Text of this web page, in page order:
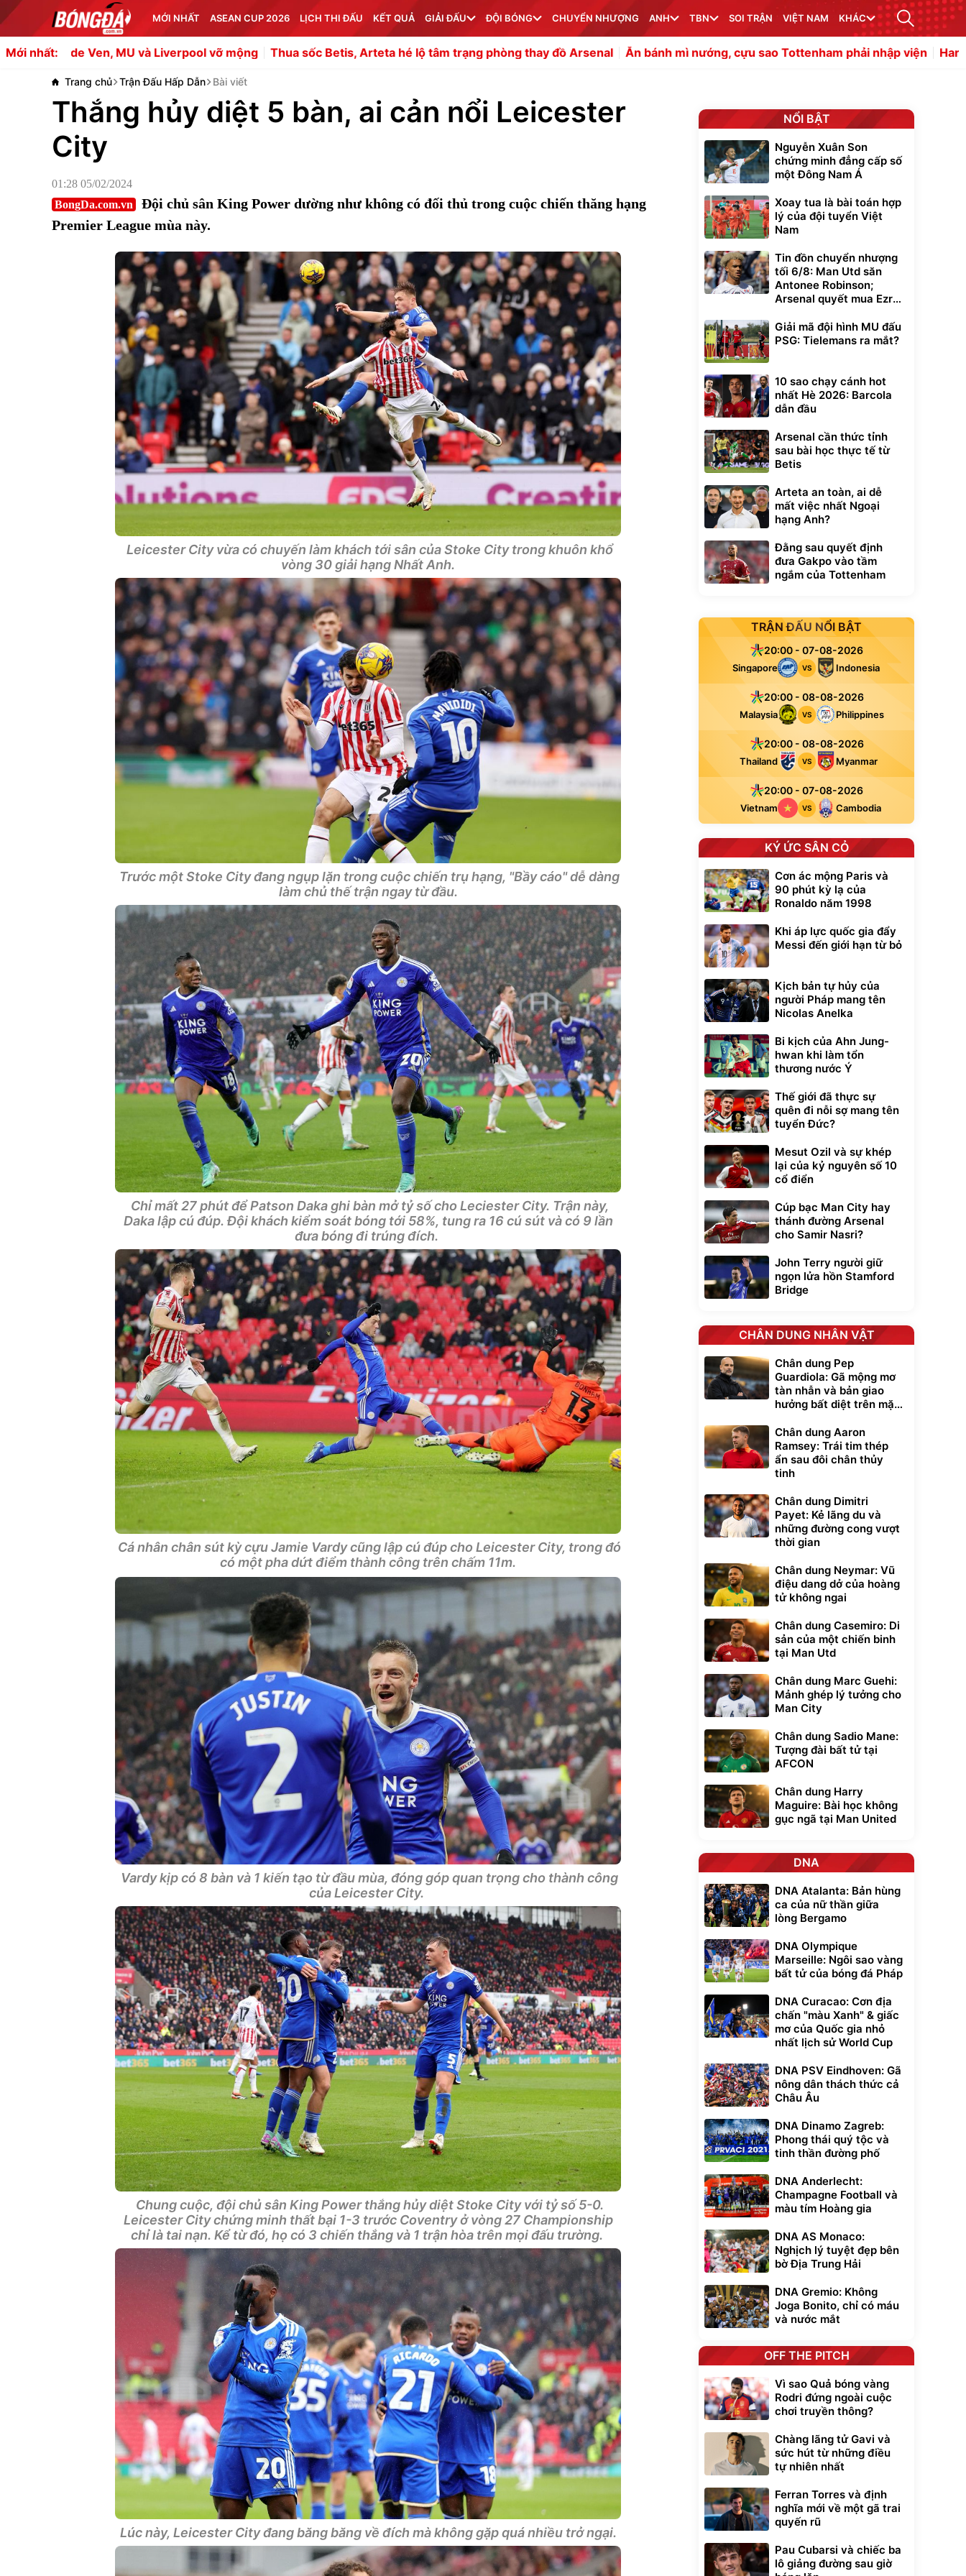
MỚI NHẤT ASEAN CUP 2026 LỊCH THI ĐẤU KẾT QUẢ GIẢI ĐẤU ĐỘI BÓNG CHUYỂN NHƯỢNG ANH TBN SOI TRẬN VIỆT NAM KHÁC
Mới nhất:
MU và Liverpool vỡ mộng Thua sốc Betis, Arteta hé lộ tâm trạng phòng thay đồ Arsenal Ăn bánh mì nướng, cựu sao Tottenham phải nhập viện Harry Amass cản bước
Trang chủ Trận Đấu Hấp Dẫn Bài viết
Thắng hủy diệt 5 bàn, ai cản nổi Leicester
City
01:28 05/02/2024
BongDa.com.vn
Đội chủ sân King Power dường như không có đối thủ trong cuộc chiến thăng hạng
Premier League mùa này.
Leicester City vừa có chuyến làm khách tới sân của Stoke City trong khuôn khổ
vòng 30 giải hạng Nhất Anh.
Trước một Stoke City đang ngụp lặn trong cuộc chiến trụ hạng, "Bầy cáo" dễ dàng
làm chủ thế trận ngay từ đầu.
Chỉ mất 27 phút để Patson Daka ghi bàn mở tỷ số cho Leciester City. Trận này,
Daka lập cú đúp. Đội khách kiểm soát bóng tới 58%, tung ra 16 cú sút và có 9 lần
đưa bóng đi trúng đích.
Cá nhân chân sút kỳ cựu Jamie Vardy cũng lập cú đúp cho Leicester City, trong đó
có một pha dứt điểm thành công trên chấm 11m.
Vardy kịp có 8 bàn và 1 kiến tạo từ đầu mùa, đóng góp quan trọng cho thành công
của Leicester City.
Chung cuộc, đội chủ sân King Power thắng hủy diệt Stoke City với tỷ số 5-0.
Leicester City chứng minh thất bại 1-3 trước Coventry ở vòng 27 Championship
chỉ là tai nạn. Kể từ đó, họ có 3 chiến thắng và 1 trận hòa trên mọi đấu trường.
Lúc này, Leicester City đang băng băng về đích mà không gặp quá nhiều trở ngại.
NỔI BẬT
Nguyễn Xuân Son
chứng minh đẳng cấp số
một Đông Nam Á
Xoay tua là bài toán hợp
lý của đội tuyển Việt
Nam
Tin đồn chuyển nhượng
tối 6/8: Man Utd săn
Antonee Robinson;
Arsenal quyết mua Ezri
Giải mã đội hình MU đấu
PSG: Tielemans ra mắt?
10 sao chạy cánh hot
nhất Hè 2026: Barcola
dẫn đầu
Arsenal cần thức tỉnh
sau bài học thực tế từ
Betis
Arteta an toàn, ai dễ
mất việc nhất Ngoại
hạng Anh?
Đằng sau quyết định
đưa Gakpo vào tầm
ngắm của Tottenham
TRẬN ĐẤU NỔI BẬT
20:00 - 07-08-2026
Singapore VS Indonesia
20:00 - 08-08-2026
Malaysia VS Philippines
20:00 - 08-08-2026
Thailand VS Myanmar
20:00 - 07-08-2026
Vietnam VS Cambodia
KÝ ỨC SÂN CỎ
Cơn ác mộng Paris và
90 phút kỳ lạ của
Ronaldo năm 1998
Khi áp lực quốc gia đẩy
Messi đến giới hạn từ bỏ
Kịch bản tự hủy của
người Pháp mang tên
Nicolas Anelka
Bi kịch của Ahn Jung-
hwan khi làm tổn
thương nước Ý
Thế giới đã thực sự
quên đi nỗi sợ mang tên
tuyển Đức?
Mesut Ozil và sự khép
lại của kỷ nguyên số 10
cổ điển
Cúp bạc Man City hay
thánh đường Arsenal
cho Samir Nasri?
John Terry người giữ
ngọn lửa hồn Stamford
Bridge
CHÂN DUNG NHÂN VẬT
Chân dung Pep
Guardiola: Gã mộng mơ
tàn nhẫn và bản giao
hưởng bất diệt trên mặt
Chân dung Aaron
Ramsey: Trái tim thép
ẩn sau đôi chân thủy
tinh
Chân dung Dimitri
Payet: Kẻ lãng du và
những đường cong vượt
thời gian
Chân dung Neymar: Vũ
điệu dang dở của hoàng
tử không ngai
Chân dung Casemiro: Di
sản của một chiến binh
tại Man Utd
Chân dung Marc Guehi:
Mảnh ghép lý tưởng cho
Man City
Chân dung Sadio Mane:
Tượng đài bất tử tại
AFCON
Chân dung Harry
Maguire: Bài học không
gục ngã tại Man United
DNA
DNA Atalanta: Bản hùng
ca của nữ thần giữa
lòng Bergamo
DNA Olympique
Marseille: Ngôi sao vàng
bất tử của bóng đá Pháp
DNA Curacao: Cơn địa
chấn "màu Xanh" & giấc
mơ của Quốc gia nhỏ
nhất lịch sử World Cup
DNA PSV Eindhoven: Gã
nông dân thách thức cả
Châu Âu
DNA Dinamo Zagreb:
Phong thái quý tộc và
tinh thần đường phố
DNA Anderlecht:
Champagne Football và
màu tím Hoàng gia
DNA AS Monaco:
Nghịch lý tuyệt đẹp bên
bờ Địa Trung Hải
DNA Gremio: Không
Joga Bonito, chỉ có máu
và nước mắt
OFF THE PITCH
Vì sao Quả bóng vàng
Rodri đứng ngoài cuộc
chơi truyền thông?
Chàng lãng tử Gavi và
sức hút từ những điều
tự nhiên nhất
Ferran Torres và định
nghĩa mới về một gã trai
quyến rũ
Pau Cubarsi và chiếc ba
lô giảng đường sau giờ